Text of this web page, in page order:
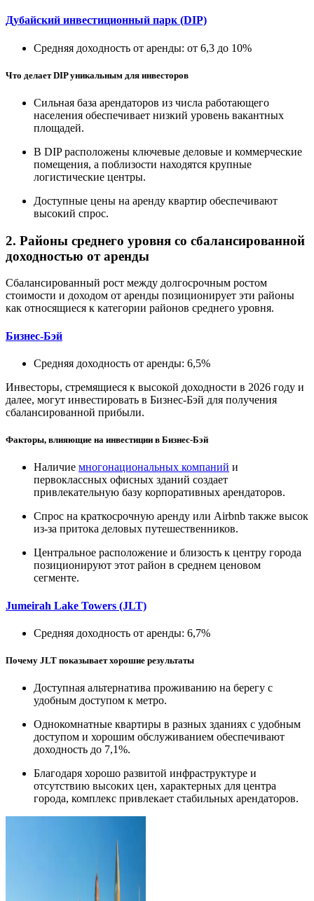
Дубайский инвестиционный парк (DIP)
Средняя доходность от аренды: от 6,3 до 10%
Что делает DIP уникальным для инвесторов
Сильная база арендаторов из числа работающего
населения обеспечивает низкий уровень вакантных
площадей.
В DIP расположены ключевые деловые и коммерческие
помещения, а поблизости находятся крупные
логистические центры.
Доступные цены на аренду квартир обеспечивают
высокий спрос.
2. Районы среднего уровня со сбалансированной
доходностью от аренды
Сбалансированный рост между долгосрочным ростом
стоимости и доходом от аренды позиционирует эти районы
как относящиеся к категории районов среднего уровня.
Бизнес-Бэй
Средняя доходность от аренды: 6,5%
Инвесторы, стремящиеся к высокой доходности в 2026 году и
далее, могут инвестировать в Бизнес-Бэй для получения
сбалансированной прибыли.
Факторы, влияющие на инвестиции в Бизнес-Бэй
Наличие многонациональных компаний и
первоклассных офисных зданий создает
привлекательную базу корпоративных арендаторов.
Спрос на краткосрочную аренду или Airbnb также высок
из-за притока деловых путешественников.
Центральное расположение и близость к центру города
позиционируют этот район в среднем ценовом
сегменте.
Jumeirah Lake Towers (JLT)
Средняя доходность от аренды: 6,7%
Почему JLT показывает хорошие результаты
Доступная альтернатива проживанию на берегу с
удобным доступом к метро.
Однокомнатные квартиры в разных зданиях с удобным
доступом и хорошим обслуживанием обеспечивают
доходность до 7,1%.
Благодаря хорошо развитой инфраструктуре и
отсутствию высоких цен, характерных для центра
города, комплекс привлекает стабильных арендаторов.